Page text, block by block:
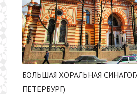
БОЛЬШАЯ ХОРАЛЬНАЯ
ПЕТЕРБУРГ)